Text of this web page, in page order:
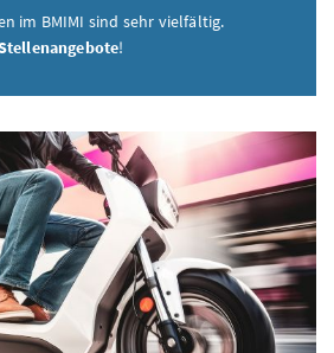
im BMIMI sind sehr vielfältig.
!